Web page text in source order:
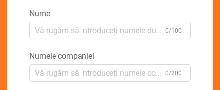
Nume
0/100
Numele companiei
0/200